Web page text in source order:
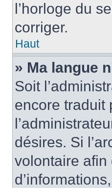
l’horloge du
corriger.
Haut
» Ma langue
Soit
encore traduit
désires. Si
volontaire afin